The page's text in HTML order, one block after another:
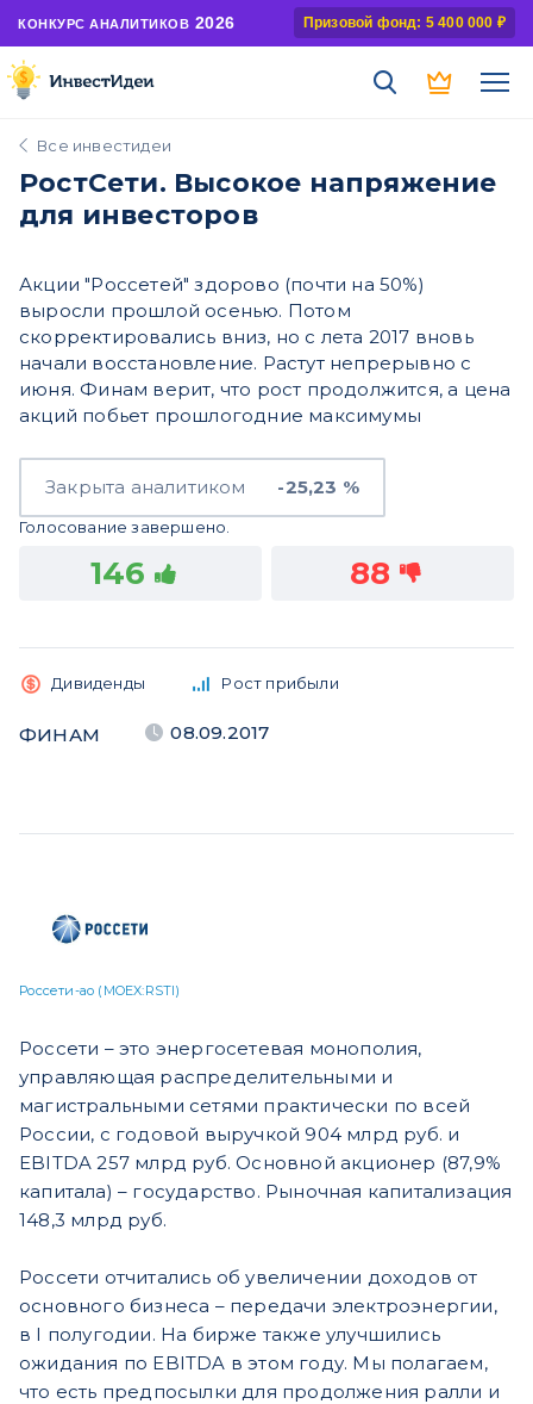
КОНКУРС АНАЛИТИКОВ 2026 Призовой фонд: 5 400 000 ₽
Все инвестидеи
РостСети. Высокое напряжение
для инвесторов
Акции "Россетей" здорово (почти на 50%)
выросли прошлой осенью. Потом
скорректировались вниз, но с лета 2017 вновь
начали восстановление. Растут непрерывно с
июня. Финам верит, что рост продолжится, а цена
акций побьет прошлогодние максимумы
Закрыта аналитиком -25,23 %
Голосование завершено.
146 88
Дивиденды Рост прибыли
ФИНАМ 08.09.2017
Россети-ао (MOEX:RSTI)
Россети – это энергосетевая монополия,
управляющая распределительными и
магистральными сетями практически по всей
России, с годовой выручкой 904 млрд руб. и
EBITDA 257 млрд руб. Основной акционер (87,9%
капитала) – государство. Рыночная капитализация
148,3 млрд руб.
Россети отчитались об увеличении доходов от
основного бизнеса – передачи электроэнергии,
в I полугодии. На бирже также улучшились
ожидания по EBITDA в этом году. Мы полагаем,
что есть предпосылки для продолжения ралли и